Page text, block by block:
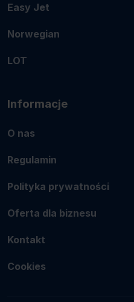
Easy Jet
Norwegian
LOT
Informacje
O nas
Regulamin
Polityka prywatności
Oferta dla biznesu
Kontakt
Cookies